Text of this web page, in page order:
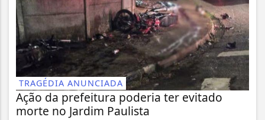
TRAGÉDIA ANUNCIADA
Ação da prefeitura poderia ter evitado
morte no Jardim Paulista